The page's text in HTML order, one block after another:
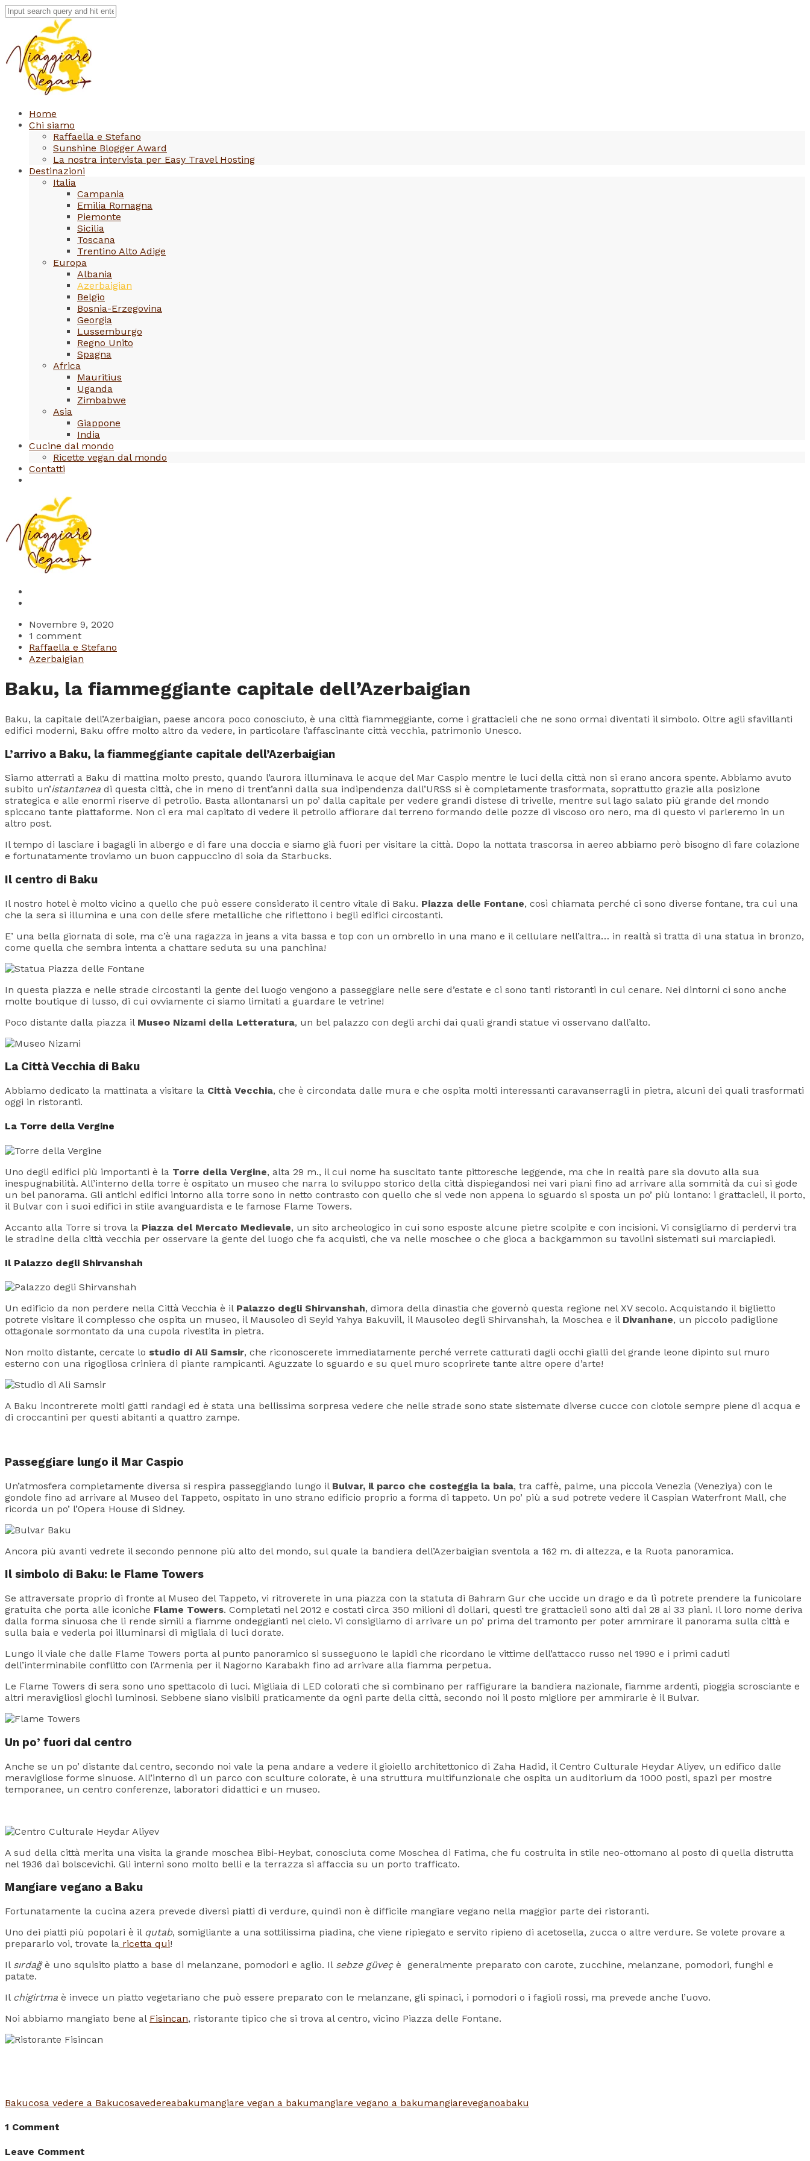
Home
Chi siamo
Raffaella e Stefano
Sunshine Blogger Award
La nostra intervista per Easy Travel Hosting
Destinazioni
Italia
Campania
Emilia Romagna
Piemonte
Sicilia
Toscana
Trentino Alto Adige
Europa
Albania
Azerbaigian
Belgio
Bosnia-Erzegovina
Georgia
Lussemburgo
Regno Unito
Spagna
Africa
Mauritius
Uganda
Zimbabwe
Asia
Giappone
India
Cucine dal mondo
Ricette vegan dal mondo
Contatti
Novembre 9, 2020
1 comment
Raffaella e Stefano
Azerbaigian
Baku, la fiammeggiante capitale dell’Azerbaigian
Baku, la capitale dell’Azerbaigian, paese ancora poco conosciuto, è una città fiammeggiante, come i grattacieli che ne sono ormai diventati il simbolo. Oltre agli sfavillanti
edifici moderni, Baku offre molto altro da vedere, in particolare l’affascinante città vecchia, patrimonio Unesco.
L’arrivo a Baku, la fiammeggiante capitale dell’Azerbaigian
Siamo atterrati a Baku di mattina molto presto, quando l’aurora illuminava le acque del Mar Caspio mentre le luci della città non si erano ancora spente. Abbiamo avuto
subito un’istantanea di questa città, che in meno di trent’anni dalla sua indipendenza dall’URSS si è completamente trasformata, soprattutto grazie alla posizione
strategica e alle enormi riserve di petrolio. Basta allontanarsi un po’ dalla capitale per vedere grandi distese di trivelle, mentre sul lago salato più grande del mondo
spiccano tante piattaforme. Non ci era mai capitato di vedere il petrolio affiorare dal terreno formando delle pozze di viscoso oro nero, ma di questo vi parleremo in un
altro post.
Il tempo di lasciare i bagagli in albergo e di fare una doccia e siamo già fuori per visitare la città. Dopo la nottata trascorsa in aereo abbiamo però bisogno di fare colazione
e fortunatamente troviamo un buon cappuccino di soia da Starbucks.
Il centro di Baku
Il nostro hotel è molto vicino a quello che può essere considerato il centro vitale di Baku. Piazza delle Fontane, così chiamata perché ci sono diverse fontane, tra cui una
che la sera si illumina e una con delle sfere metalliche che riflettono i begli edifici circostanti.
E’ una bella giornata di sole, ma c’è una ragazza in jeans a vita bassa e top con un ombrello in una mano e il cellulare nell’altra… in realtà si tratta di una statua in bronzo,
come quella che sembra intenta a chattare seduta su una panchina!
In questa piazza e nelle strade circostanti la gente del luogo vengono a passeggiare nelle sere d’estate e ci sono tanti ristoranti in cui cenare. Nei dintorni ci sono anche
molte boutique di lusso, di cui ovviamente ci siamo limitati a guardare le vetrine!
Poco distante dalla piazza il Museo Nizami della Letteratura, un bel palazzo con degli archi dai quali grandi statue vi osservano dall’alto.
La Città Vecchia di Baku
Abbiamo dedicato la mattinata a visitare la Città Vecchia, che è circondata dalle mura e che ospita molti interessanti caravanserragli in pietra, alcuni dei quali trasformati
oggi in ristoranti.
La Torre della Vergine
Uno degli edifici più importanti è la Torre della Vergine, alta 29 m., il cui nome ha suscitato tante pittoresche leggende, ma che in realtà pare sia dovuto alla sua
inespugnabilità. All’interno della torre è ospitato un museo che narra lo sviluppo storico della città dispiegandosi nei vari piani fino ad arrivare alla sommità da cui si gode
un bel panorama. Gli antichi edifici intorno alla torre sono in netto contrasto con quello che si vede non appena lo sguardo si sposta un po’ più lontano: i grattacieli, il porto,
il Bulvar con i suoi edifici in stile avanguardista e le famose Flame Towers.
Accanto alla Torre si trova la Piazza del Mercato Medievale, un sito archeologico in cui sono esposte alcune pietre scolpite e con incisioni. Vi consigliamo di perdervi tra
le stradine della città vecchia per osservare la gente del luogo che fa acquisti, che va nelle moschee o che gioca a backgammon su tavolini sistemati sui marciapiedi.
Il Palazzo degli Shirvanshah
Un edificio da non perdere nella Città Vecchia è il Palazzo degli Shirvanshah, dimora della dinastia che governò questa regione nel XV secolo. Acquistando il biglietto
potrete visitare il complesso che ospita un museo, il Mausoleo di Seyid Yahya Bakuviil, il Mausoleo degli Shirvanshah, la Moschea e il Divanhane, un piccolo padiglione
ottagonale sormontato da una cupola rivestita in pietra.
Non molto distante, cercate lo studio di Ali Samsir, che riconoscerete immediatamente perché verrete catturati dagli occhi gialli del grande leone dipinto sul muro
esterno con una rigogliosa criniera di piante rampicanti. Aguzzate lo sguardo e su quel muro scoprirete tante altre opere d’arte!
A Baku incontrerete molti gatti randagi ed è stata una bellissima sorpresa vedere che nelle strade sono state sistemate diverse cucce con ciotole sempre piene di acqua e
di croccantini per questi abitanti a quattro zampe.
Passeggiare lungo il Mar Caspio
Un’atmosfera completamente diversa si respira passeggiando lungo il Bulvar, il parco che costeggia la baia, tra caffè, palme, una piccola Venezia (Veneziya) con le
gondole fino ad arrivare al Museo del Tappeto, ospitato in uno strano edificio proprio a forma di tappeto. Un po’ più a sud potrete vedere il Caspian Waterfront Mall, che
ricorda un po’ l’Opera House di Sidney.
Ancora più avanti vedrete il secondo pennone più alto del mondo, sul quale la bandiera dell’Azerbaigian sventola a 162 m. di altezza, e la Ruota panoramica.
Il simbolo di Baku: le Flame Towers
Se attraversate proprio di fronte al Museo del Tappeto, vi ritroverete in una piazza con la statuta di Bahram Gur che uccide un drago e da lì potrete prendere la funicolare
gratuita che porta alle iconiche Flame Towers. Completati nel 2012 e costati circa 350 milioni di dollari, questi tre grattacieli sono alti dai 28 ai 33 piani. Il loro nome deriva
dalla forma sinuosa che li rende simili a fiamme ondeggianti nel cielo. Vi consigliamo di arrivare un po’ prima del tramonto per poter ammirare il panorama sulla città e
sulla baia e vederla poi illuminarsi di migliaia di luci dorate.
Lungo il viale che dalle Flame Towers porta al punto panoramico si susseguono le lapidi che ricordano le vittime dell’attacco russo nel 1990 e i primi caduti
dell’interminabile conflitto con l’Armenia per il Nagorno Karabakh fino ad arrivare alla fiamma perpetua.
Le Flame Towers di sera sono uno spettacolo di luci. Migliaia di LED colorati che si combinano per raffigurare la bandiera nazionale, fiamme ardenti, pioggia scrosciante e
altri meravigliosi giochi luminosi. Sebbene siano visibili praticamente da ogni parte della città, secondo noi il posto migliore per ammirarle è il Bulvar.
Un po’ fuori dal centro
Anche se un po’ distante dal centro, secondo noi vale la pena andare a vedere il gioiello architettonico di Zaha Hadid, il Centro Culturale Heydar Aliyev, un edifico dalle
meravigliose forme sinuose. All’interno di un parco con sculture colorate, è una struttura multifunzionale che ospita un auditorium da 1000 posti, spazi per mostre
temporanee, un centro conferenze, laboratori didattici e un museo.
A sud della città merita una visita la grande moschea Bibi-Heybat, conosciuta come Moschea di Fatima, che fu costruita in stile neo-ottomano al posto di quella distrutta
nel 1936 dai bolscevichi. Gli interni sono molto belli e la terrazza si affaccia su un porto trafficato.
Mangiare vegano a Baku
Fortunatamente la cucina azera prevede diversi piatti di verdure, quindi non è difficile mangiare vegano nella maggior parte dei ristoranti.
Uno dei piatti più popolari è il qutab, somigliante a una sottilissima piadina, che viene ripiegato e servito ripieno di acetosella, zucca o altre verdure. Se volete provare a
prepararlo voi, trovate la ricetta qui!
Il sırdağè uno squisito piatto a base di melanzane, pomodori e aglio. Il sebze güveçè generalmente preparato con carote, zucchine, melanzane, pomodori, funghi e
patate.
Il chigirtma è invece un piatto vegetariano che può essere preparato con le melanzane, gli spinaci, i pomodori o i fagioli rossi, ma prevede anche l’uovo.
Noi abbiamo mangiato bene al Fisincan, ristorante tipico che si trova al centro, vicino Piazza delle Fontane.
Bakucosa vedere a Bakucosavedereabakumangiare vegan a bakumangiare vegano a bakumangiareveganoabaku
1 Comment
Leave Comment